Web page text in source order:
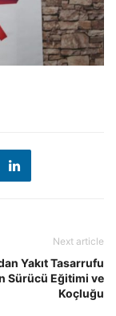
Next article
Yakıt Tasarrufu
Sürücü Eğitimi ve
Koçluğu